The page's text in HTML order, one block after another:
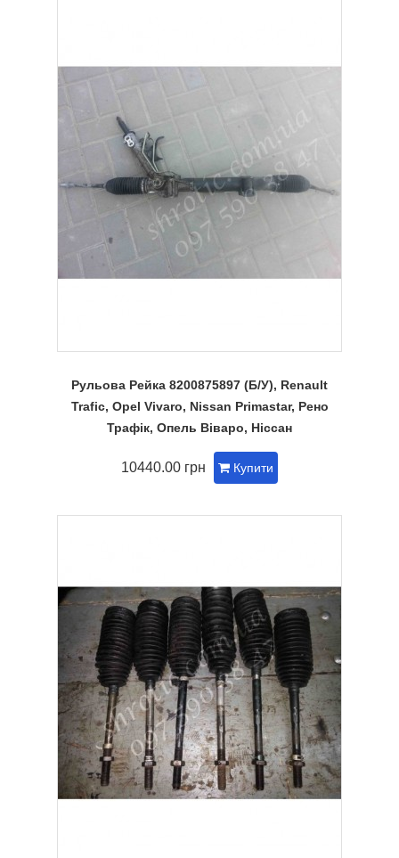
Рульова Рейка 8200875897 (Б/У), Renault
Trafic, Opel Vivaro, Nissan Primastar, Рено
Трафік, Опель Віваро, Ніссан
10440.00 грн Купити